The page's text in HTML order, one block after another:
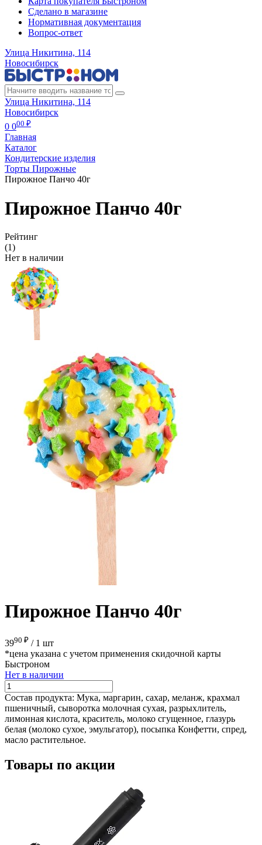
Сделано в магазине
Нормативная документация
Вопрос-ответ
Улица Никитина, 114
Новосибирск
Улица Никитина, 114
Новосибирск
0 000 ₽
Главная
Каталог
Кондитерские изделия
Торты Пирожные
Пирожное Панчо 40г
Пирожное Панчо 40г
Рейтинг
(1)
Нет в наличии
Пирожное Панчо 40г
3990 ₽ / 1 шт
*цена указана с учетом применения скидочной карты
Быстроном
Нет в наличии
Состав продукта: Мука, маргарин, сахар, меланж, крахмал
пшеничный, сыворотка молочная сухая, разрыхлитель,
лимонная кислота, краситель, молоко сгущенное, глазурь
белая (молоко сухое, эмульгатор), посыпка Конфетти, спред,
масло растительное.
Товары по акции